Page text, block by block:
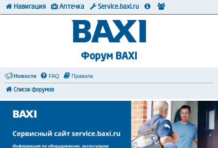
Форум BAXI
Новости FAQ Правила
Список форумов
Навигация Аптечка Service.baxi.ru